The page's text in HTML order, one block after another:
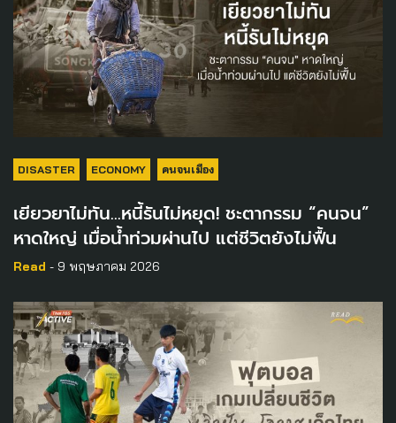
DISASTER ECONOMY คนจนเมือง
เยียวยาไม่ทัน…หนี้รันไม่หยุด! ชะตากรรม “คนจน”
หาดใหญ่ เมื่อน้ำท่วมผ่านไป แต่ชีวิตยังไม่ฟื้น
Read - 9 พฤษภาคม 2026